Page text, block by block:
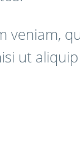
veniam,
ut